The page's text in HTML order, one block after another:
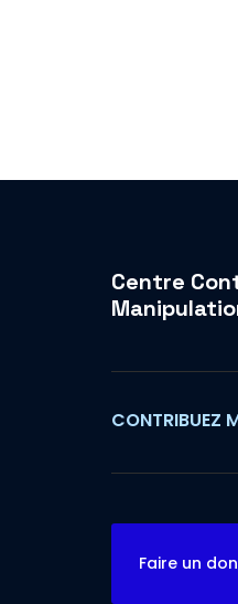
Centre
CONTRIBUEZ
Faire un don